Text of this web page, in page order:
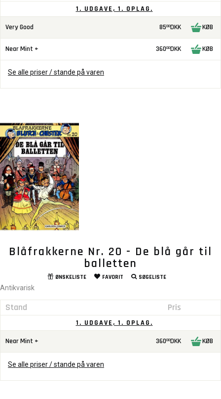
1. UDGAVE, 1. OPLAG.
Very Good 8500DKK KØB
Near Mint + 36000DKK KØB
Se alle priser / stande på varen
Blåfrakkerne Nr. 20 - De blå går til
balletten
ØNSKELISTE FAVORIT SØGELISTE
Antikvarisk
Stand Pris
1. UDGAVE, 1. OPLAG.
Near Mint + 36000DKK KØB
Se alle priser / stande på varen